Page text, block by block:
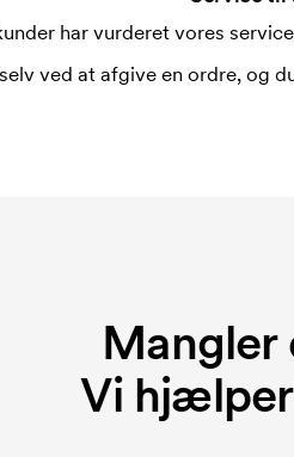
har vurderet vores
ved at afgive en ordre, og
Vi